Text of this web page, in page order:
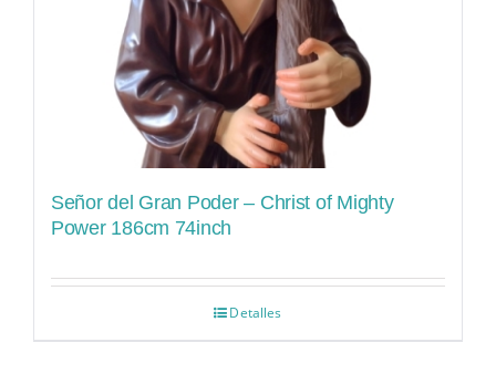
Señor del Gran Poder – Christ of Mighty
Power 186cm 74inch
Detalles